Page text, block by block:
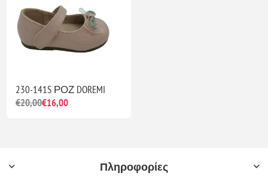
230-141S ΡΟΖ DOREMI
€20,00€16,00
Πληροφορίες